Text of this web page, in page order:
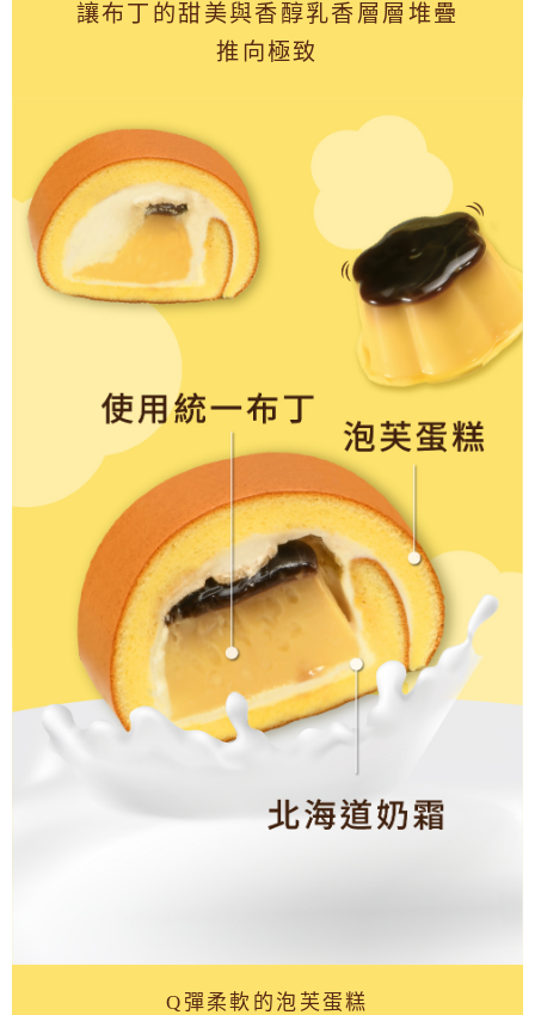
讓布丁的甜美與香醇乳香層層堆疊
推向極致
Q彈柔軟的泡芙蛋糕